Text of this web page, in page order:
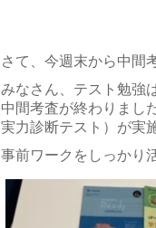
さて、今週末から中間
みなさん、テスト勉強
中間考査が終わりまし
実力診断テスト） が実
事前ワークをしっかり